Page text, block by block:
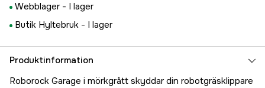
Webblager - I lager
Butik Hyltebruk - I lager
Produktinformation
Roborock Garage i mörkgrått skyddar din robotgräsklippare